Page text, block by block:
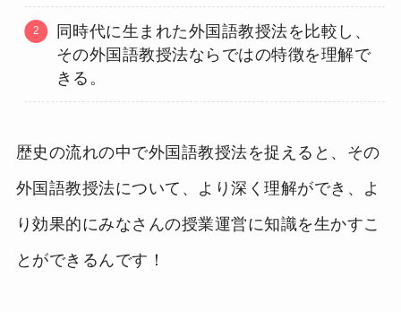
同時代に生まれた外国語教授法を比較し、
その外国語教授法ならではの特徴を理解で
きる。
歴史の流れの中で外国語教授法を捉えると、その
外国語教授法について、より深く理解ができ、よ
り効果的にみなさんの授業運営に知識を生かすこ
とができるんです！